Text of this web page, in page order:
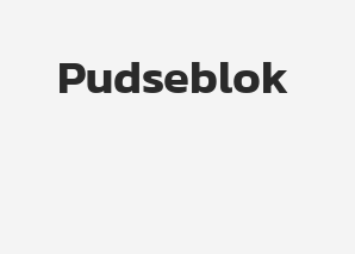
Låse
Garderobeløsninger
Compliance
Pudseblok